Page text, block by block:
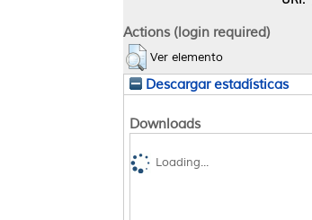
Actions (login required)
Ver elemento
Descargar estadísticas
Downloads
Loading...